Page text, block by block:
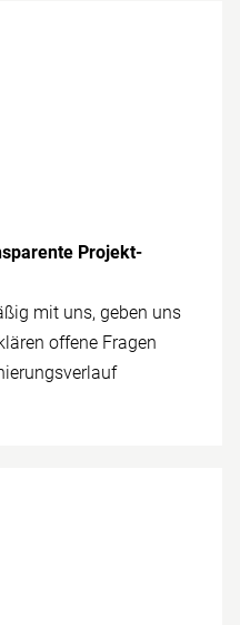
Projekt­
mit uns, geben uns
offene Fragen